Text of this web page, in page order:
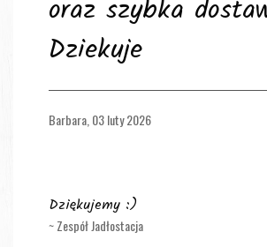
oraz szybka
Dziekuje
Barbara,03 luty 2026
Dziękujemy :)
~ Zespół Jadłostacja